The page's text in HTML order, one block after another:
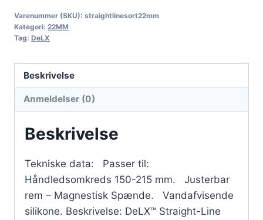
Varenummer (SKU): straightlinesort22mm
Kategori: 22MM
Tag: DeLX
Beskrivelse
Anmeldelser (0)
Beskrivelse
Tekniske data: Passer til:
Håndledsomkreds 150-215 mm. Justerbar
rem – Magnestisk Spænde. Vandafvisende
silikone. Beskrivelse: DeLX™ Straight-Line